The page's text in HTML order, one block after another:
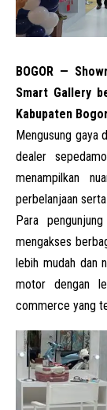
BOGOR —
Smart Gallery
Kabupaten
Mengusung gaya
dealer
menampilkan
perbelanjaan
Para
mengakses
lebih mudah dan
motor dengan
commerce yang